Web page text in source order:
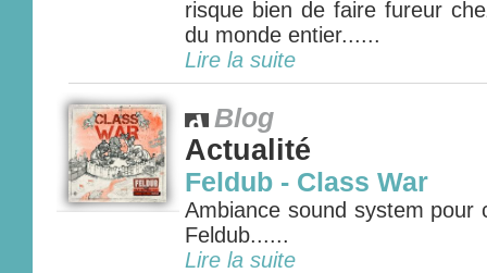
risque bien de faire fureur
du monde entier......
Lire la suite
Blog
Actualité
Feldub - Class War
Ambiance sound system pour
Feldub......
Lire la suite